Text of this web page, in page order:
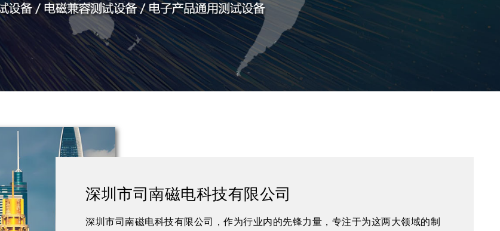
深圳市司南磁电科技有限公司
深圳市司南磁电科技有限公司，作为行业内的先锋力量，专注于为这两大领域的制